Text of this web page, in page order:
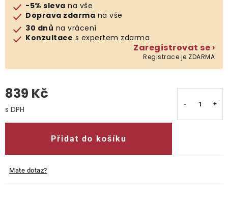
Klub výhod
-5% sleva na vše
Doprava zdarma na vše
30 dnů na vrácení
Konzultace s expertem zdarma
Zaregistrovat se ›
Registrace je ZDARMA
839 Kč
Přidat do košíku
Mate dotaz?